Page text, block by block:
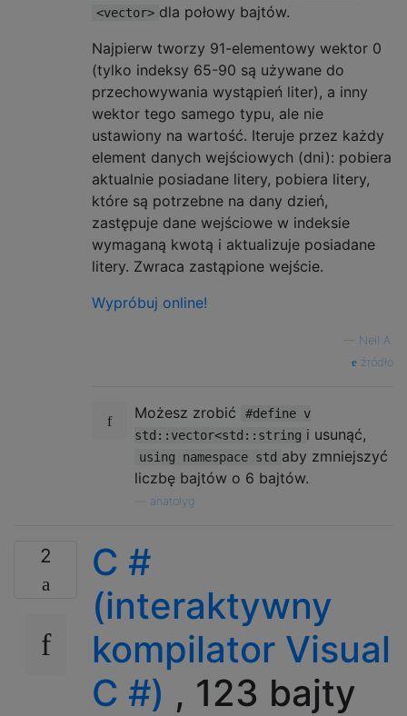
<vector> dla połowy bajtów.
Najpierw tworzy 91-elementowy wektor 0
(tylko indeksy 65-90 są używane do
przechowywania wystąpień liter), a inny
wektor tego samego typu, ale nie
ustawiony na wartość. Iteruje przez każdy
element danych wejściowych (dni): pobiera
aktualnie posiadane litery, pobiera litery,
które są potrzebne na dany dzień,
zastępuje dane wejściowe w indeksie
wymaganą kwotą i aktualizuje posiadane
litery. Zwraca zastąpione wejście.
Wypróbuj online!
Neil A.
źródło
Możesz zrobić
#define v
std::vector<std::string i usunąć,
using namespace std aby zmniejszyć
liczbę bajtów o 6 bajtów.
anatolyg
2
C #
(interaktywny
kompilator Visual
C #) , 123 bajty